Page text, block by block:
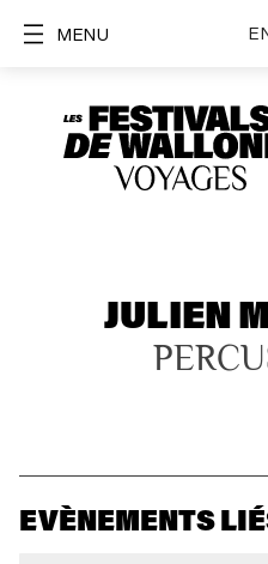
MENU
JULIEN
EVÈNEMENTS